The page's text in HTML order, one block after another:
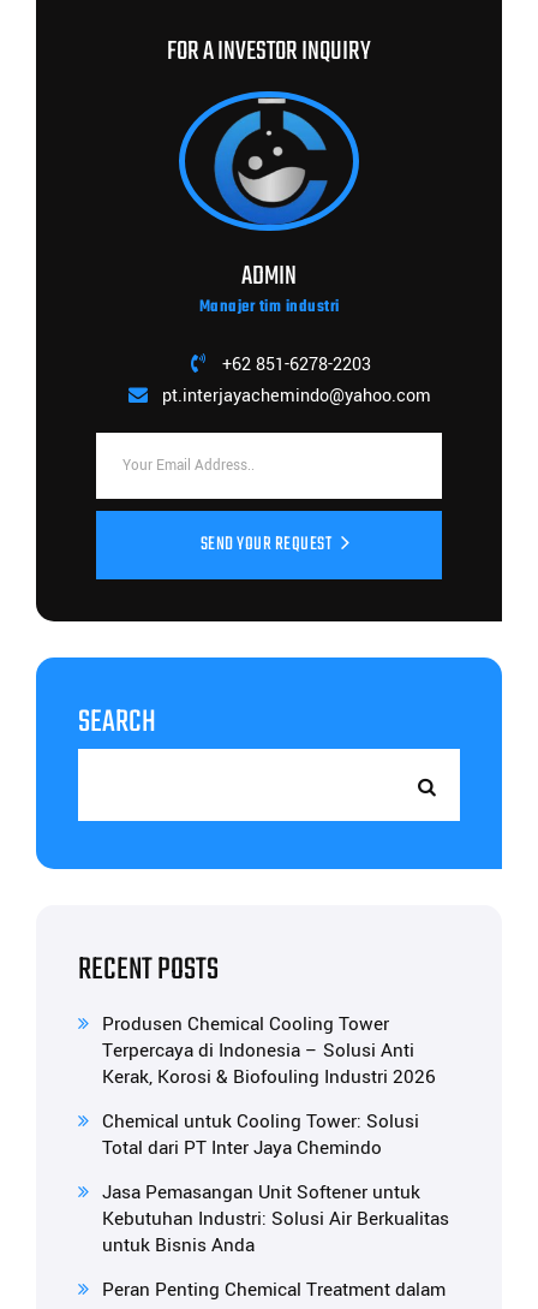
FOR A INVESTOR INQUIRY
ADMIN
Manajer tim industri
+62 851-6278-2203
pt.interjayachemindo@yahoo.com
SEND YOUR REQUEST
SEARCH
RECENT POSTS
Produsen Chemical Cooling Tower
Terpercaya di Indonesia – Solusi Anti
Kerak, Korosi & Biofouling Industri 2026
Chemical untuk Cooling Tower: Solusi
Total dari PT Inter Jaya Chemindo
Jasa Pemasangan Unit Softener untuk
Kebutuhan Industri: Solusi Air Berkualitas
untuk Bisnis Anda
Peran Penting Chemical Treatment dalam